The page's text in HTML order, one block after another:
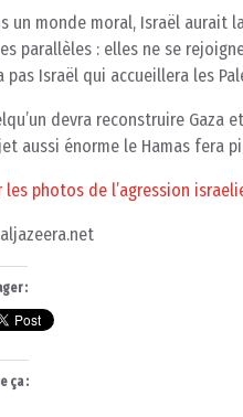
un monde moral, Israël aurait
parallèles : elles ne se
pas Israël qui accueillera les
devra reconstruire Gaza
aussi énorme le Hamas fera
les photos de l’agression
:
ça :